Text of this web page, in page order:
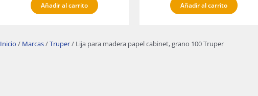
Añadir al carrito Añadir al carrito
Inicio / Marcas/Truper/ Lija para madera papel cabinet, grano 100 Truper